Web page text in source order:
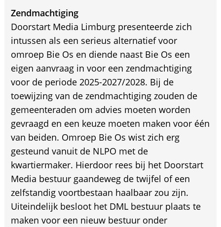
Zendmachtiging
Doorstart Media Limburg presenteerde zich
intussen als een serieus alternatief voor
omroep Bie Os en diende naast Bie Os een
eigen aanvraag in voor een zendmachtiging
voor de periode 2025-2027/2028. Bij de
toewijzing van de zendmachtiging zouden de
gemeenteraden om advies moeten worden
gevraagd en een keuze moeten maken voor één
van beiden. Omroep Bie Os wist zich erg
gesteund vanuit de NLPO met de
kwartiermaker. Hierdoor rees bij het Doorstart
Media bestuur gaandeweg de twijfel of een
zelfstandig voortbestaan haalbaar zou zijn.
Uiteindelijk besloot het DML bestuur plaats te
maken voor een nieuw bestuur onder